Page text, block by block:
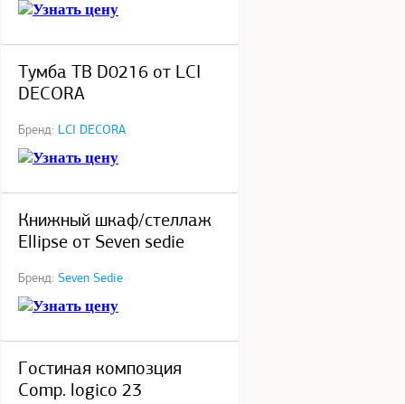
Узнать цену
Тумба ТВ D0216 от LCI
DECORA
Бренд: LCI DECORA
Узнать цену
Книжный шкаф/стеллаж
Ellipse от Seven sedie
Бренд: Seven Sedie
Узнать цену
Гостиная композция
Comp. logico 23